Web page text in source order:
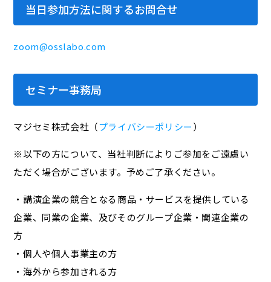
当日参加方法に関するお問合せ
zoom@osslabo.com
セミナー事務局
マジセミ株式会社（プライバシーポリシー）
※以下の方について、当社判断によりご参加をご遠慮い
ただく場合がございます。予めご了承ください。
・講演企業の競合となる商品・サービスを提供している
企業、同業の企業、及びそのグループ企業・関連企業の
方
・個人や個人事業主の方
・海外から参加される方